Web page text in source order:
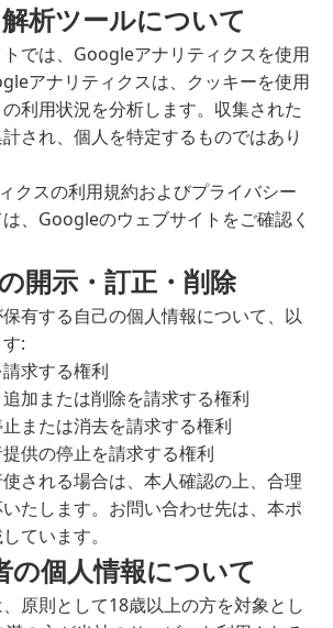
析ツールについて
では、Googleアナリティクスを使用
アナリティクスは、クッキーを使用
利用状況を分析します。収集された
され、個人を特定するものではあり
クスの利用規約およびプライバシー
、Googleのウェブサイトをご確認く
開示・訂正・削除
有する自己の個人情報について、以
:
求する権利
加または削除を請求する権利
または消去を請求する権利
供の停止を請求する権利
される場合は、本人確認の上、合理
たします。お問い合わせ先は、本ポ
ています。
の個人情報について
原則として18歳以上の方を対象とし